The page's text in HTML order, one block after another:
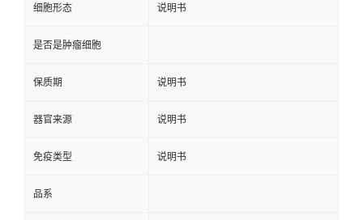
细胞形态 说明书
是否是肿瘤细胞
保质期 说明书
器官来源 说明书
免疫类型 说明书
品系